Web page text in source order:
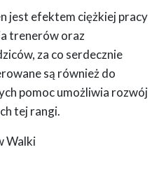
jest efektem ciężkiej pracy
trenerów oraz
za co serdecznie
są również do
pomoc umożliwia rozwój
tej rangi.
Walki